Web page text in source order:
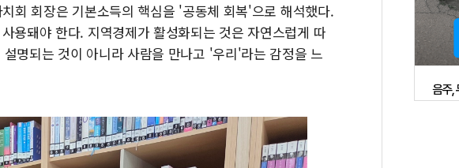
회 회장은 기본소득의 핵심을 '공동체 회복'으로 해석했다.
용돼야 한다. 지역경제가 활성화되는 것은 자연스럽게 따
명되는 것이 아니라 사람을 만나고 '우리'라는 감정을 느